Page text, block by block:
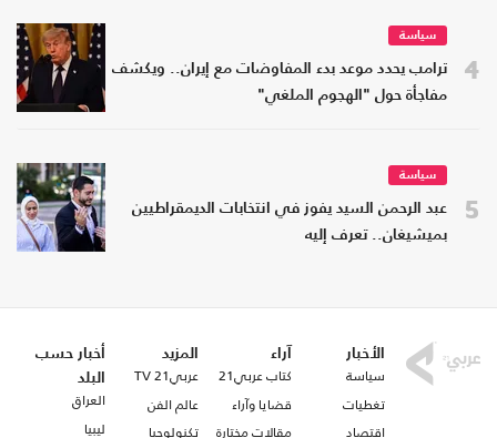
4
سياسة
ترامب يحدد موعد بدء المفاوضات مع إيران.. ويكشف
مفاجأة حول "الهجوم الملغي"
5
سياسة
عبد الرحمن السيد يفوز في انتخابات الديمقراطيين
بميشيغان.. تعرف إليه
الأخبار
سياسة
تغطيات
اقتصاد
آراء
كتاب عربي21
قضايا وآراء
مقالات مختارة
المزيد
عربي21 TV
عالم الفن
تكنولوجيا
أخبار حسب
البلد
العراق
ليبيا